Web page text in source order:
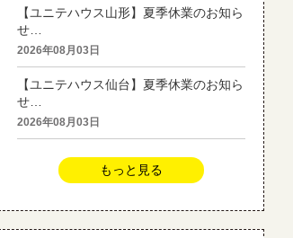
【ユニテハウス山形】夏季休業のお知ら
せ…
2026年08月03日
【ユニテハウス仙台】夏季休業のお知ら
せ…
2026年08月03日
もっと見る